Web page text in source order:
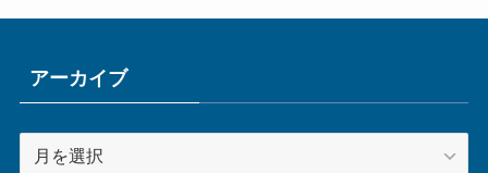
アーカイブ